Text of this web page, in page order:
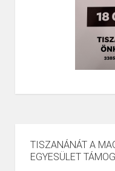
TISZANÁNÁT A
EGYESÜLET